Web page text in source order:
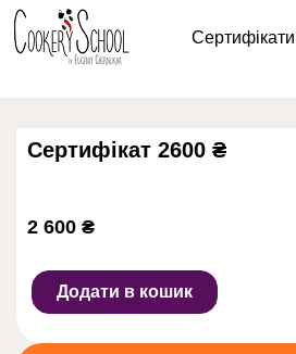
Сертифікати
Головна/Gift Card / Сертифікат
Сертифікат 2600 ₴
2 600 ₴
Додати в кошик